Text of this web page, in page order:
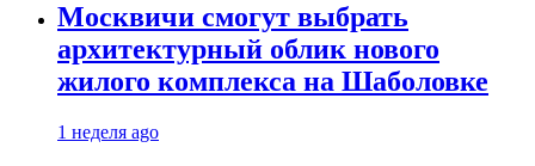
Москвичи смогут выбрать
архитектурный облик нового
жилого комплекса на Шаболовке
1 неделя ago